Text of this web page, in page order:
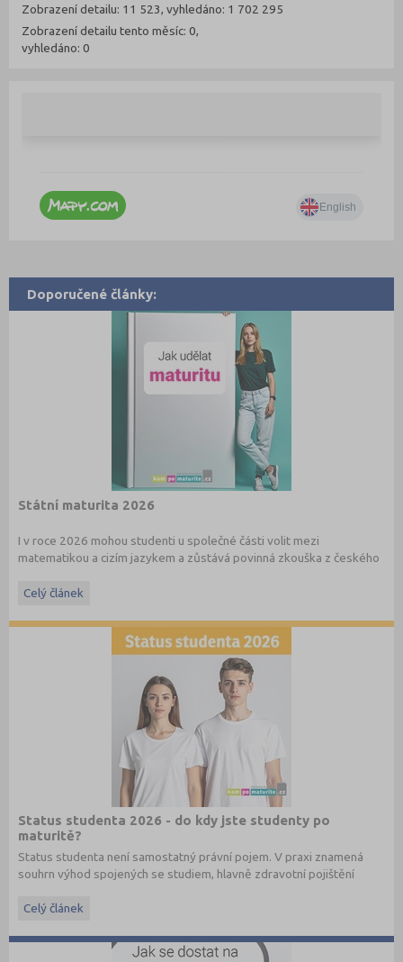
Zobrazení detailu: 11 523, vyhledáno: 1 702 295
Zobrazení detailu tento měsíc: 0,
vyhledáno: 0
Doporučené články:
Státní maturita 2026
I v roce 2026 mohou studenti u společné části volit mezi
matematikou a cizím jazykem a zůstává povinná zkouška z českého
informacemi.
Celý článek
Status studenta 2026 - do kdy jste studenty po
maturitě?
Status studenta není samostatný právní pojem. V praxi znamená
souhrn výhod spojených se studiem, hlavně zdravotní pojištění
Celý článek